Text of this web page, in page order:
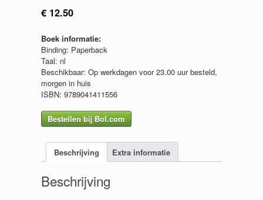
€ 12.50
Boek informatie:
Binding: Paperback
Taal: nl
Beschikbaar: Op werkdagen voor 23.00 uur besteld,
morgen in huis
ISBN: 9789041411556
Bestellen bij Bol.com
Beschrijving Extra informatie
Beschrijving